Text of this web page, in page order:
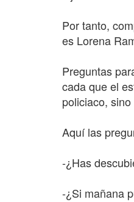
Por tanto,
es Lorena
Preguntas
cada que el
policiaco,
Aquí las
-¿Has
-¿Si mañana